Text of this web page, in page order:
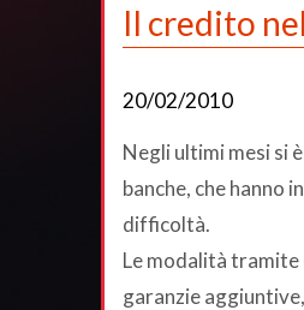
Il credito
20/02/2010
Negli ultimi mesi si
banche, che hanno
difficoltà.
Le modalità tramite
garanzie